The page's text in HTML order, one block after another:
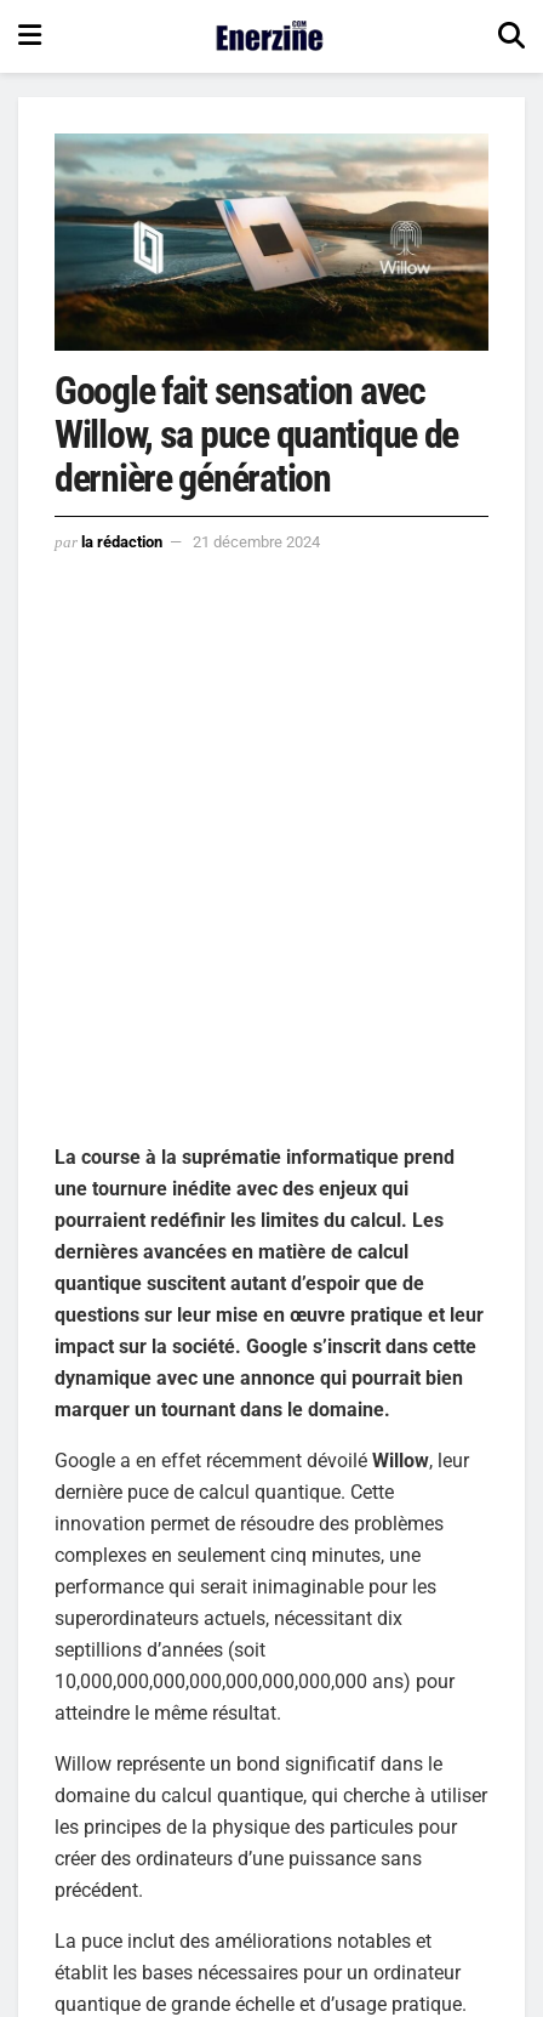
Google fait sensation avec
Willow, sa puce quantique de
dernière génération
par la rédaction 21 décembre 2024
La course à la suprématie informatique prend
une tournure inédite avec des enjeux qui
pourraient redéfinir les limites du calcul. Les
dernières avancées en matière de calcul
quantique suscitent autant d’espoir que de
questions sur leur mise en œuvre pratique et leur
impact sur la société. Google s’inscrit dans cette
dynamique avec une annonce qui pourrait bien
marquer un tournant dans le domaine.
Google a en effet récemment dévoilé Willow, leur
dernière puce de calcul quantique. Cette
innovation permet de résoudre des problèmes
complexes en seulement cinq minutes, une
performance qui serait inimaginable pour les
superordinateurs actuels, nécessitant dix
septillions d’années (soit
10,000,000,000,000,000,000,000,000 ans) pour
atteindre le même résultat.
Willow représente un bond significatif dans le
domaine du calcul quantique, qui cherche à utiliser
les principes de la physique des particules pour
créer des ordinateurs d’une puissance sans
précédent.
La puce inclut des améliorations notables et
établit les bases nécessaires pour un ordinateur
quantique de grande échelle et d’usage pratique.